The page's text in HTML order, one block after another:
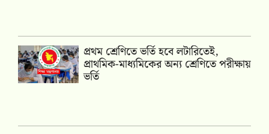
প্রথম শ্রেণিতে ভর্তি হবে লটারিতেই,
প্রাথমিক-মাধ্যমিকের অন্য শ্রেণিতে পরীক্ষায়
ভর্তি